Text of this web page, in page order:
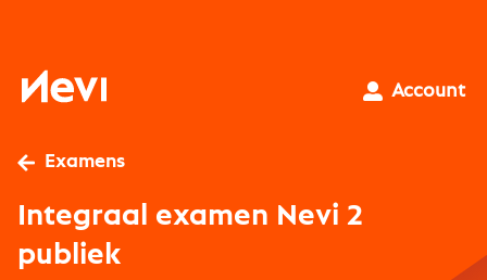
Nevi
Account
Examens
Integraal examen Nevi 2
publiek